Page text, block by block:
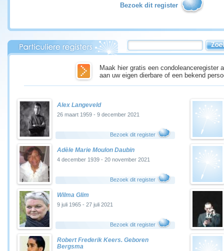
Bezoek dit register
Maak hier gratis een condoleanceregister
aan uw eigen dierbare of een bekend
Alex Langeveld
26 maart 1959 - 9 december 2021
Bezoek dit register
Adèle Marie Moulon Daubin
4 december 1939 - 20 november 2021
Bezoek dit register
Wilma Glim
9 juli 1965 - 27 juli 2021
Bezoek dit register
Robert Frederik Keers. Geboren
Bergsma